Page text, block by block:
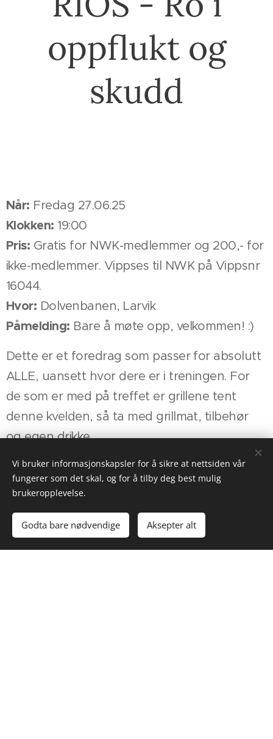
oppflukt og
skudd
Når: Fredag 27.06.25
Klokken: 19:00
Pris: Gratis for NWK-medlemmer og 200,- for
ikke-medlemmer. Vippses til NWK på Vippsnr
16044.
Hvor: Dolvenbanen, Larvik
Påmelding: Bare å møte opp, velkommen! :)
Dette er et foredrag som passer for absolutt
ALLE, uansett hvor dere er i treningen. For
de som er med på treffet er grillene tent
denne kvelden, så ta med grillmat, tilbehør
og egen drikke.
Vi bruker informasjonskapsler for å sikre at nettsiden vår
fungerer som det skal, og for å tilby deg best mulig
brukeropplevelse.
Godta bare nødvendige Aksepter alt